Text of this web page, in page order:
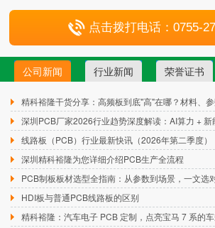
点击拨打电话：0755-
公司新闻 行业新闻 荣誉证书
精科裕隆干货分享：高频板到底"高"在哪？材料、
篇讲透
深圳PCB厂家2026行业趋势深度解读：AI算力 + 新
动，精密线路板迎来爆发期
线路板（PCB）行业最新快讯（2026年第二季度）
深圳精科裕隆为您详细介绍PCB生产全流程
PCB制板板材选型全指南：从参数到场景，一文选
HDI板与普通PCB线路板的区别
精科裕隆：汽车电子 PCB 定制，点亮宝马 7 系的